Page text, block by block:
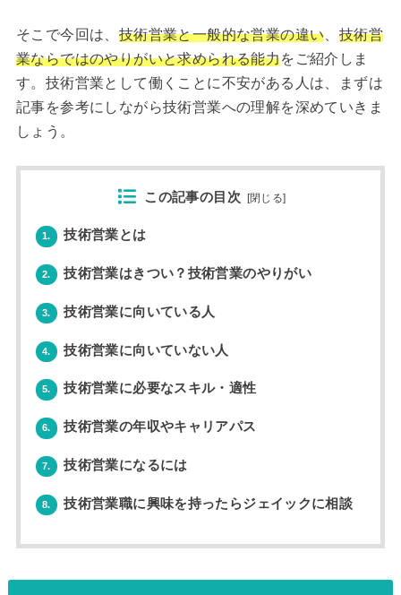
そこで今回は、 技術営業と一般的な営業の違い
技術営
業ならではのやりがいと求められる能力をご紹介しま
す。技術営業として働くことに不安がある人は、まずは
記事を参考にしながら技術営業への理解を深めていきま
しょう。
この記事の目次 [閉じる]
1. 技術営業とは
2. 技術営業はきつい？技術営業のやりがい
3. 技術営業に向いている人
4. 技術営業に向いていない人
5. 技術営業に必要なスキル・適性
6. 技術営業の年収やキャリアパス
7. 技術営業になるには
8. 技術営業職に興味を持ったらジェイックに相談